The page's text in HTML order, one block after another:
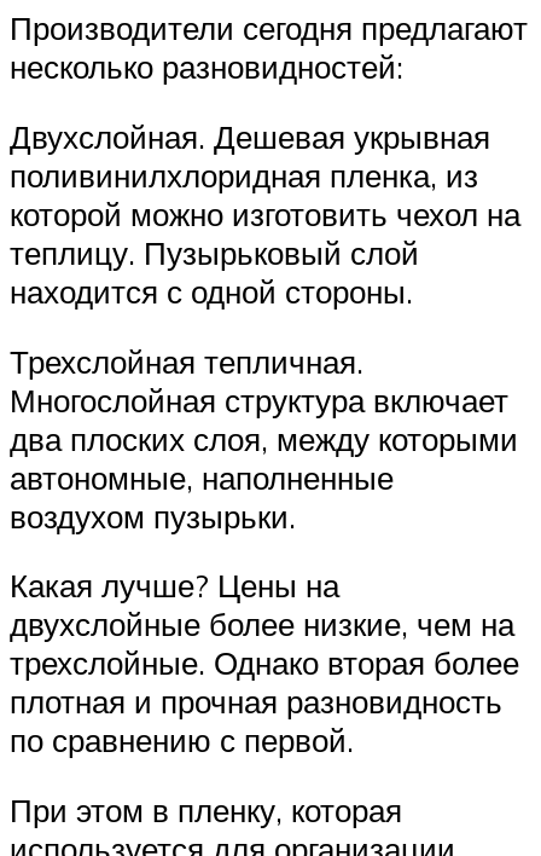
Производители сегодня предлагают
несколько разновидностей:
Двухслойная. Дешевая укрывная
поливинилхлоридная пленка, из
которой можно изготовить чехол на
теплицу. Пузырьковый слой
находится с одной стороны.
Трехслойная тепличная.
Многослойная структура включает
два плоских слоя, между которыми
автономные, наполненные
воздухом пузырьки.
Какая лучше? Цены на
двухслойные более низкие, чем на
трехслойные. Однако вторая более
плотная и прочная разновидность
по сравнению с первой.
При этом в пленку, которая